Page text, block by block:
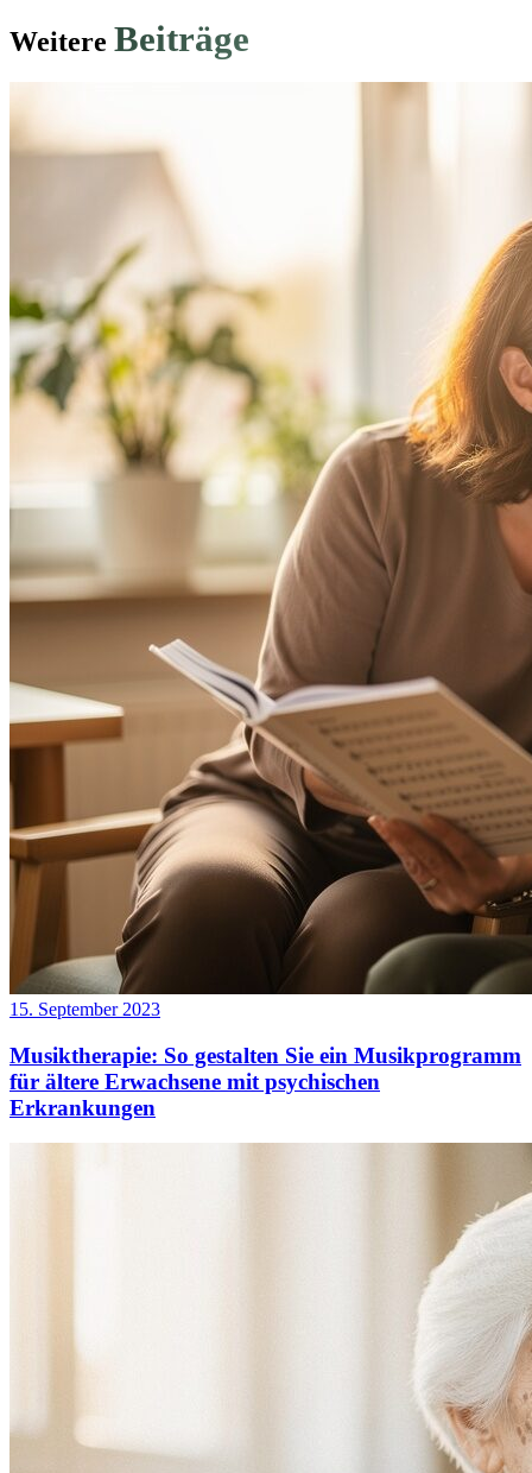
Weitere Beiträge
15. September 2023
Musiktherapie: So gestalten Sie ein Musikprogramm
für ältere Erwachsene mit psychischen
Erkrankungen